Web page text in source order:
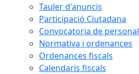
Tauler d'anuncis
Participació Ciutadana
Convocatoria de personal
Normativa i ordenances
Ordenances fiscals
Calendaris fiscals